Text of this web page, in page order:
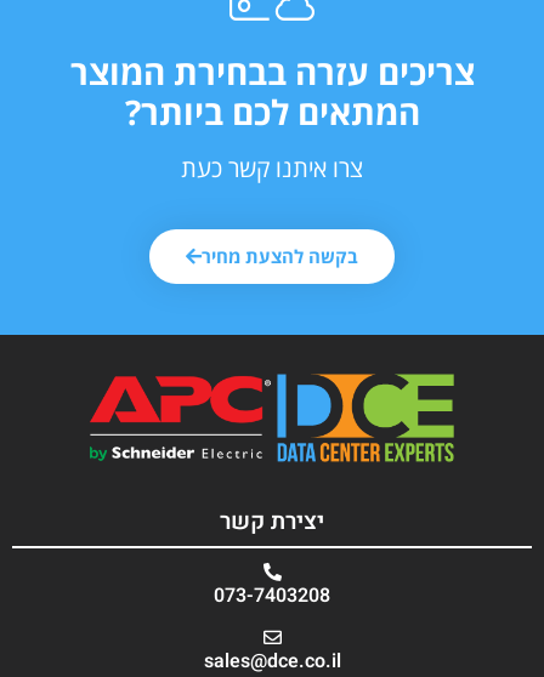
צריכים עזרה בבחירת המוצר
המתאים לכם ביותר?
צרו איתנו קשר כעת
בקשה להצעת מחיר
יצירת קשר
073-7403208
sales@dce.co.il